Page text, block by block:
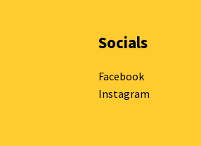
Socials
Facebook
Instagram